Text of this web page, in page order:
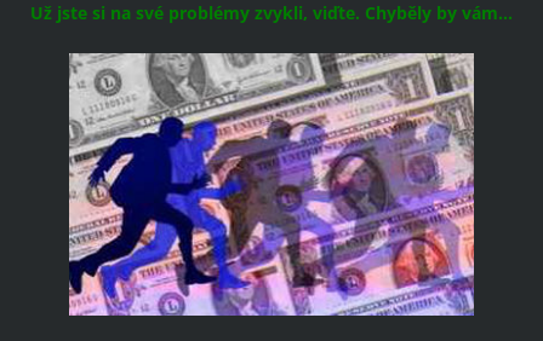
Už jste si na své problémy zvykli, viďte. Chyběly by vám...